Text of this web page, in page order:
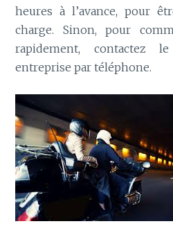
heures à l’avance, pour
charge. Sinon, pour
rapidement, contactez
entreprise par téléphone.